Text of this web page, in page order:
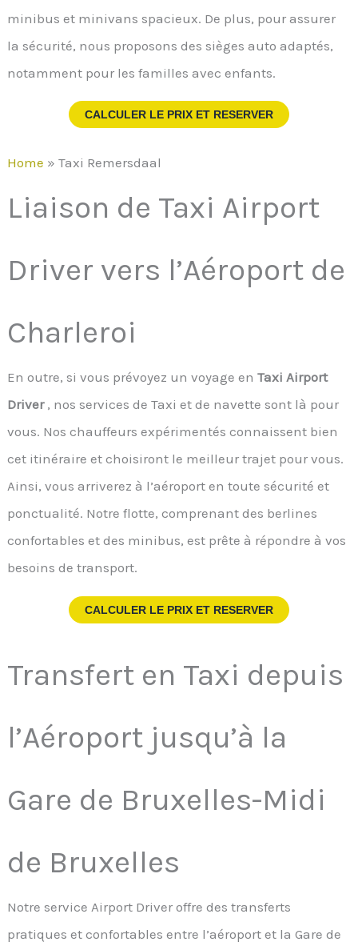
minibus et minivans spacieux. De plus, pour assurer
la sécurité, nous proposons des sièges auto adaptés,
notamment pour les familles avec enfants.
CALCULER LE PRIX ET RESERVER
Home »Taxi Remersdaal
Liaison de Taxi Airport
Driver vers l’Aéroport de
Charleroi
En outre, si vous prévoyez un voyage en Taxi Airport
Driver, nos services de Taxi et de navette sont là pour
vous. Nos chauffeurs expérimentés connaissent bien
cet itinéraire et choisiront le meilleur trajet pour vous.
Ainsi, vous arriverez à l’aéroport en toute sécurité et
ponctualité. Notre flotte, comprenant des berlines
confortables et des minibus, est prête à répondre à vos
besoins de transport.
CALCULER LE PRIX ET RESERVER
Transfert en Taxi depuis
l’Aéroport jusqu’à la
Gare de Bruxelles-Midi
de Bruxelles
Notre service Airport Driver offre des transferts
pratiques et confortables entre l’aéroport et la Gare de